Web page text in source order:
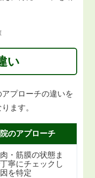
い
プローチの違いを
ます。
のアプローチ
・筋膜の状態ま
寧にチェックし
を特定